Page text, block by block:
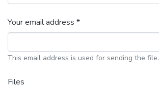
Your email address *
This email address is used for sending the file.
Files